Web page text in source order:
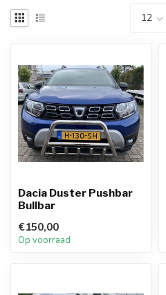
Dacia Duster Pushbar
Bullbar
€150,00
Op voorraad